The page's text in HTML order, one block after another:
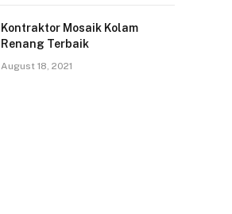
Kontraktor Mosaik Kolam
Renang Terbaik
August 18, 2021